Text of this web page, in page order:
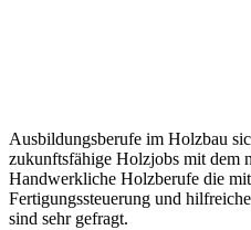
Ausbildungsberufe im Holzbau
zukunftsfähige Holzjobs mit dem
Handwerkliche Holzberufe die
Fertigungssteuerung und
sind sehr gefragt.